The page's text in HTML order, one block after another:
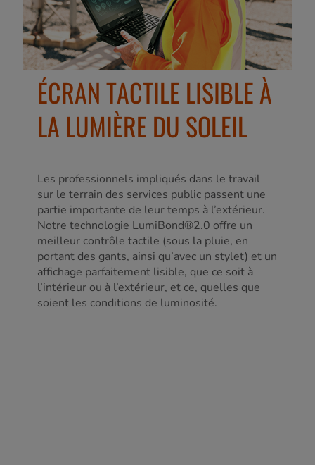
ÉCRAN TACTILE LISIBLE À
LA LUMIÈRE DU SOLEIL
Les professionnels impliqués dans le travail
sur le terrain des services public passent une
partie importante de leur temps à l’extérieur.
Notre technologie LumiBond®2.0 offre un
meilleur contrôle tactile (sous la pluie, en
portant des gants, ainsi qu’avec un stylet) et un
affichage parfaitement lisible, que ce soit à
l’intérieur ou à l’extérieur, et ce, quelles que
soient les conditions de luminosité.